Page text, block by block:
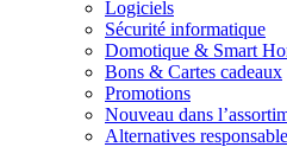
Logiciels
Sécurité informatique
Domotique & Smart
Bons & Cartes cadeaux
Promotions
Nouveau dans
Alternatives